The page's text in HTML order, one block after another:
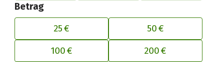
Betrag
25 €
50 €
100 € 200 €